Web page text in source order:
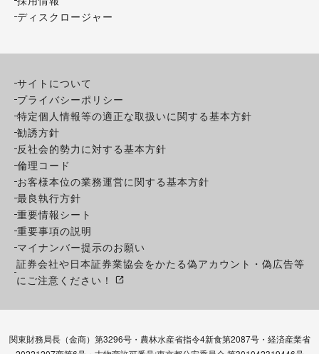
ディスクロージャー
サイトについて
プライバシーポリシー
特定個人情報等の適正な取扱いに関する基本方針
勧誘方針
反社会的勢力に対する基本方針
倫理コード
お客様本位の業務運営に関する基本方針
最良執行方針
重要情報シート
重要事項の説明
マイナンバー提示のお願い
証券会社や日本証券業協会をかたる偽アカウント・偽広告等
にご注意ください！
関東財務局長（金商）第3296号・農林水産省指令4新食第2087号・経済産業省